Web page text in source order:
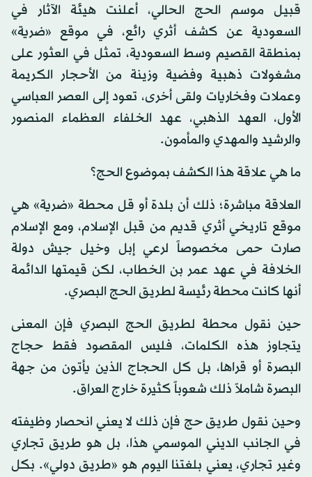
قبيل موسم الحج الحالي، أعلنت هيئة الآثار في
السعودية عن كشف أثري رائع، في موقع «ضرية»
بمنطقة القصيم وسط السعودية، تمثل في العثور على
مشغولات ذهبية وفضية وزينة من الأحجار الكريمة
وعملات وفخاريات ولقى أخرى، تعود إلى العصر العباسي
الأول، العهد الذهبي، عهد الخلفاء العظماء المنصور
والرشيد والمهدي والمأمون.
ما هي علاقة هذا الكشف بموضوع الحج؟
العلاقة مباشرة؛ ذلك أن بلدة أو قل محطة «ضرية» هي
موقع تاريخي أثري قديم من قبل الإسلام، ومع الإسلام
صارت حمى مخصوصاً لرعي إبل وخيل جيش دولة
الخلافة في عهد عمر بن الخطاب، لكن قيمتها الدائمة
أنها كانت محطة رئيسة لطريق الحج البصري.
حين نقول محطة لطريق الحج البصري فإن المعنى
يتجاوز هذه الكلمات، فليس المقصود فقط حجاج
البصرة أو قراها، بل كل الحجاج الذين يأتون من جهة
البصرة شاملاً ذلك شعوباً كثيرة خارج العراق.
وحين نقول طريق حج فإن ذلك لا يعني انحصار وظيفته
في الجانب الديني الموسمي هذا، بل هو طريق تجاري
وغير تجاري، يعني بلغتنا اليوم هو «طريق دولي». بكل